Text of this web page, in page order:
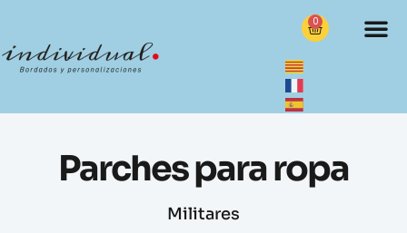
0
Parches para ropa
Militares